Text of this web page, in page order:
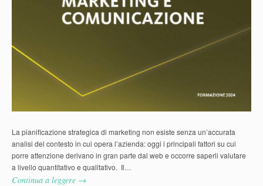
La pianificazione strategica di marketing non esiste senza un’accurata
analisi del contesto in cui opera l’azienda: oggi i principali fattori su cui
porre attenzione derivano in gran parte dal web e occorre saperli valutare
a livello quantitativo e qualitativo. Il…
Continua a leggere →